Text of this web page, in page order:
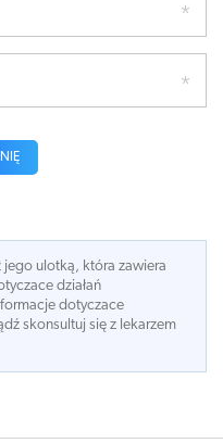
jego ulotką, która zawiera
działań
dotyczace
skonsultuj się z lekarzem